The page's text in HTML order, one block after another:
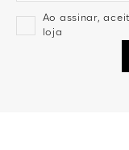
Ao assinar,
loja